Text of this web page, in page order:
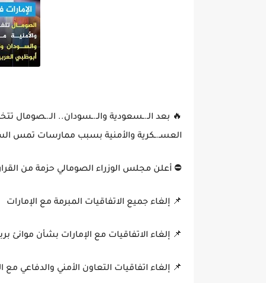
🔥 بعد الـ.ـسعودية والـ.ـسودان.. الـ.ـصومال
العسـ.ـكرية والأمنية بسبب ممارسات تمس
⛔️ أعلن مجلس الوزراء الصومالي حزمة من
📌 إلغاء جميع الاتفاقيات المبرمة مع الإمارات
📌 إلغاء الاتفاقيات مع الإمارات بشأن موانئ
📌 إلغاء اتفاقيات التعاون الأمني والدفاعي مع